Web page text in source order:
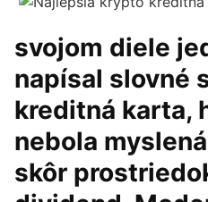
svojom diele
napísal slovné
kreditná karta,
nebola
skôr